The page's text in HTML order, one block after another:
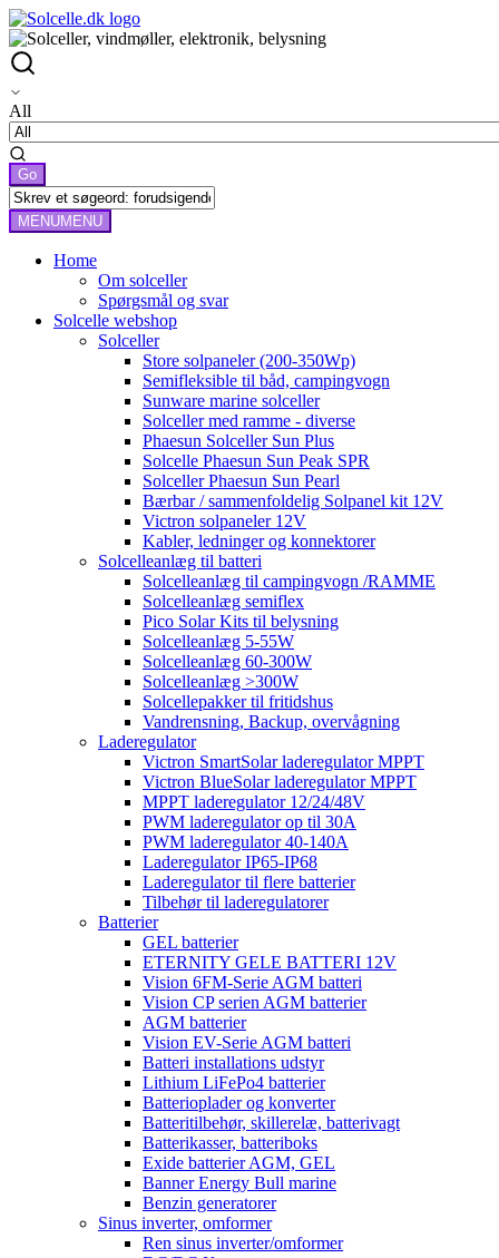
All
MENUMENU
Home
Om solceller
Spørgsmål og svar
Solcelle webshop
Solceller
Store solpaneler (200-350Wp)
Semifleksible til båd, campingvogn
Sunware marine solceller
Solceller med ramme - diverse
Phaesun Solceller Sun Plus
Solcelle Phaesun Sun Peak SPR
Solceller Phaesun Sun Pearl
Bærbar / sammenfoldelig Solpanel kit 12V
Victron solpaneler 12V
Kabler, ledninger og konnektorer
Solcelleanlæg til batteri
Solcelleanlæg til campingvogn /RAMME
Solcelleanlæg semiflex
Pico Solar Kits til belysning
Solcelleanlæg 5-55W
Solcelleanlæg 60-300W
Solcelleanlæg >300W
Solcellepakker til fritidshus
Vandrensning, Backup, overvågning
Laderegulator
Victron SmartSolar laderegulator MPPT
Victron BlueSolar laderegulator MPPT
MPPT laderegulator 12/24/48V
PWM laderegulator op til 30A
PWM laderegulator 40-140A
Laderegulator IP65-IP68
Laderegulator til flere batterier
Tilbehør til laderegulatorer
Batterier
GEL batterier
ETERNITY GELE BATTERI 12V
Vision 6FM-Serie AGM batteri
Vision CP serien AGM batterier
AGM batterier
Vision EV-Serie AGM batteri
Batteri installations udstyr
Lithium LiFePo4 batterier
Batterioplader og konverter
Batteritilbehør, skillerelæ, batterivagt
Batterikasser, batteriboks
Exide batterier AGM, GEL
Banner Energy Bull marine
Benzin generatorer
Sinus inverter, omformer
Ren sinus inverter/omformer